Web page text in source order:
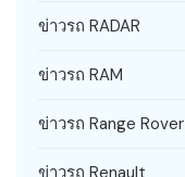
ข่าวรถ RADAR
ข่าวรถ RAM
ข่าวรถ Range Rover
ข่าวรถ Renault